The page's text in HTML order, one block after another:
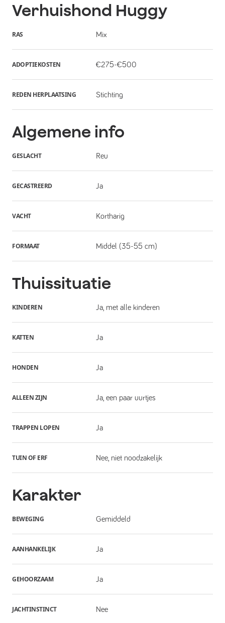
Verhuishond Huggy
RAS Mix
ADOPTIEKOSTEN €275-€500
REDEN HERPLAATSING Stichting
Algemene info
GESLACHT Reu
GECASTREERD Ja
VACHT Kortharig
FORMAAT Middel (35-55 cm)
Thuissituatie
KINDEREN Ja, met alle kinderen
KATTEN Ja
HONDEN Ja
ALLEEN ZIJN Ja, een paar uurtjes
TRAPPEN LOPEN Ja
TUIN OF ERF Nee, niet noodzakelijk
Karakter
BEWEGING Gemiddeld
AANHANKELIJK Ja
GEHOORZAAM Ja
JACHTINSTINCT Nee